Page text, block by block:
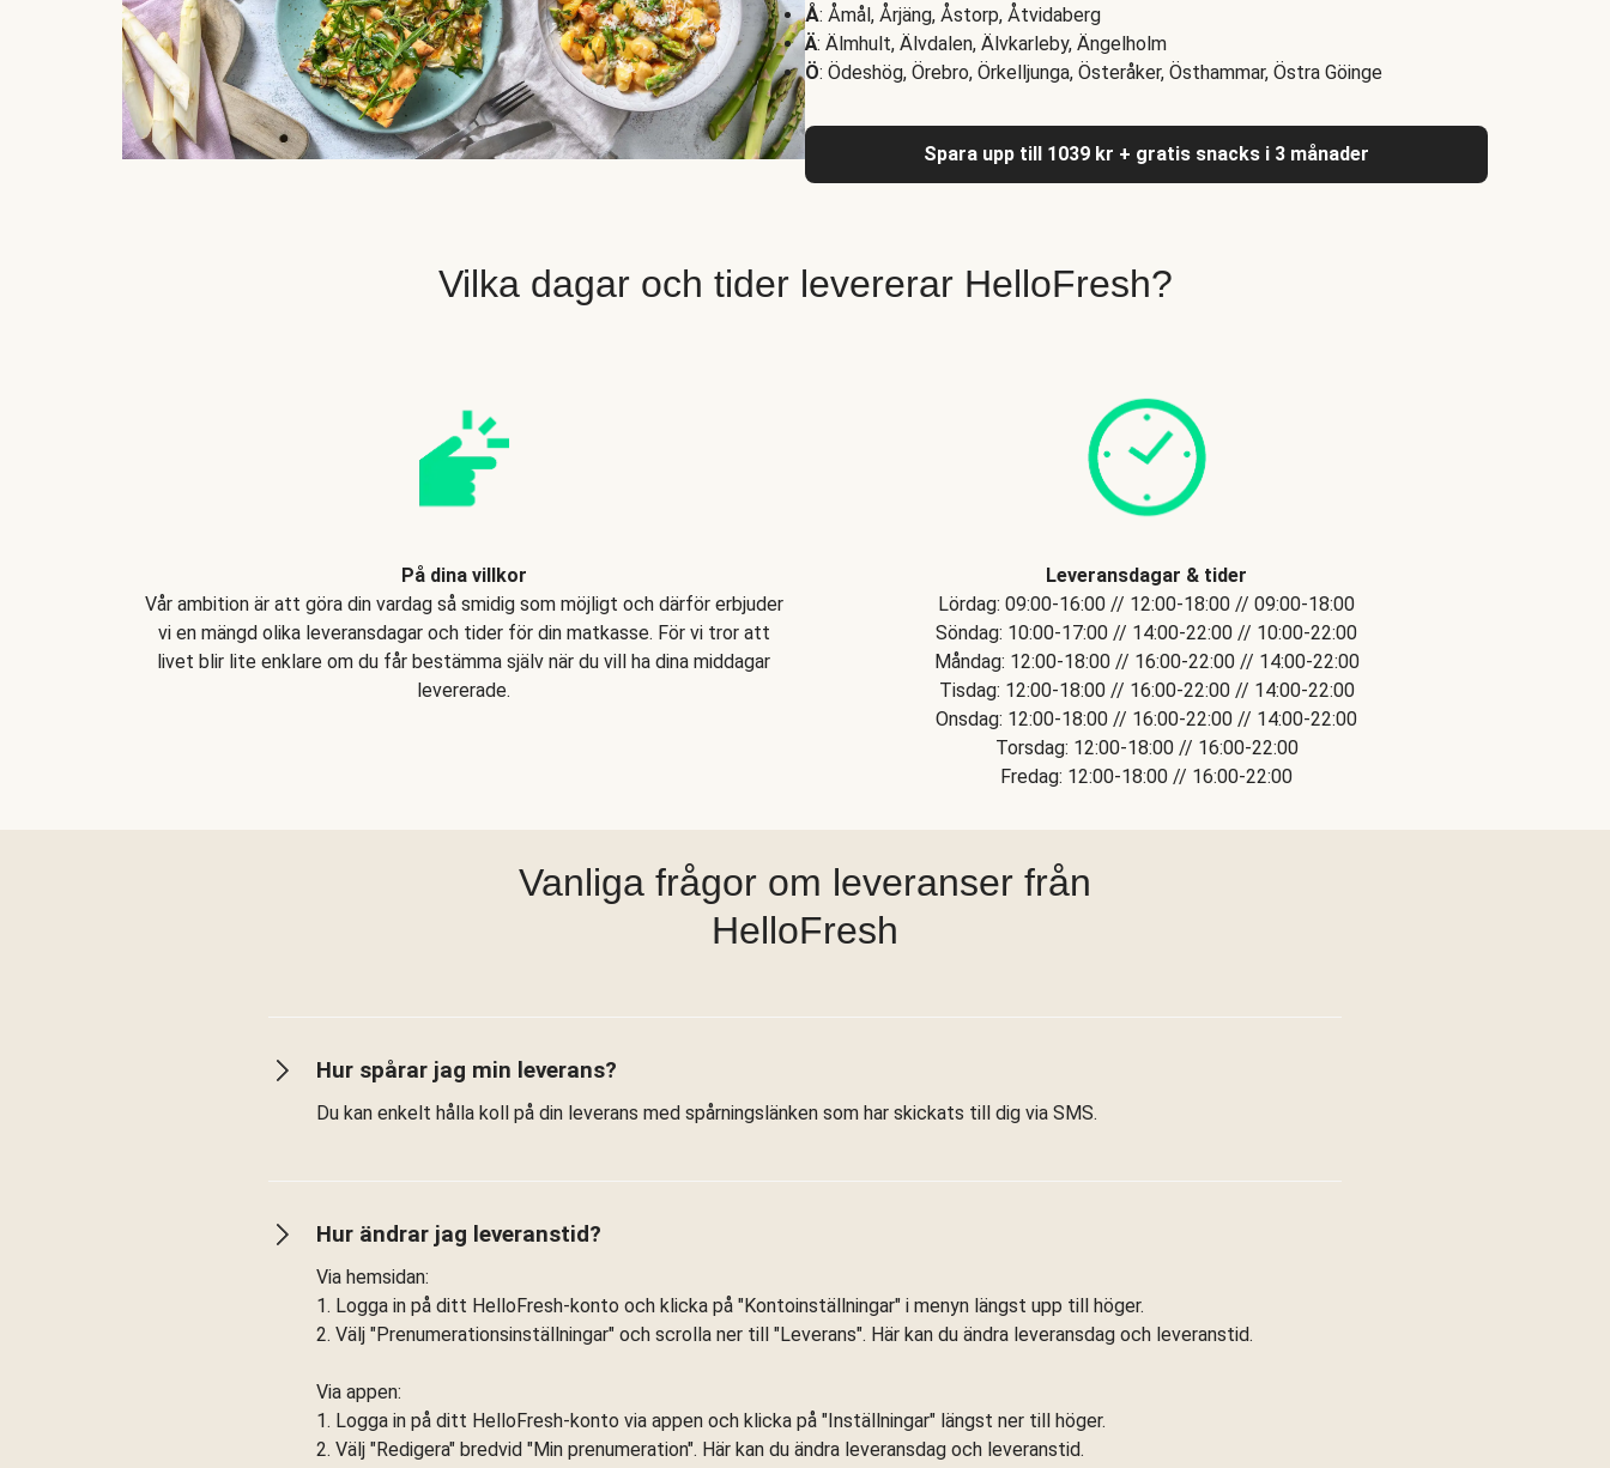
Å: Åmål, Årjäng, Åstorp, Åtvidaberg
Ä: Älmhult, Älvdalen, Älvkarleby, Ängelholm
Ö: Ödeshög, Örebro, Örkelljunga, Österåker, Östhammar, Östra Göinge
Spara upp till 1039 kr + gratis snacks i 3 månader
Vilka dagar och tider levererar HelloFresh?
På dina villkor
Vår ambition är att göra din vardag så smidig som möjligt och därför erbjuder
vi en mängd olika leveransdagar och tider för din matkasse. För vi tror att
livet blir lite enklare om du får bestämma själv när du vill ha dina middagar
levererade.
Leveransdagar & tider
Lördag: 09:00-16:00 // 12:00-18:00 // 09:00-18:00
Söndag: 10:00-17:00 // 14:00-22:00 // 10:00-22:00
Måndag: 12:00-18:00 // 16:00-22:00 // 14:00-22:00
Tisdag: 12:00-18:00 // 16:00-22:00 // 14:00-22:00
Onsdag: 12:00-18:00 // 16:00-22:00 // 14:00-22:00
Torsdag: 12:00-18:00 // 16:00-22:00
Fredag: 12:00-18:00 // 16:00-22:00
Vanliga frågor om leveranser från
HelloFresh
Hur spårar jag min leverans?
Du kan enkelt hålla koll på din leverans med spårningslänken som har skickats till dig via SMS.
Hur ändrar jag leveranstid?
Via hemsidan:
1. Logga in på ditt HelloFresh-konto och klicka på "Kontoinställningar" i menyn längst upp till höger.
2. Välj "Prenumerationsinställningar" och scrolla ner till "Leverans". Här kan du ändra leveransdag och leveranstid.
Via appen:
1. Logga in på ditt HelloFresh-konto via appen och klicka på "Inställningar" längst ner till höger.
2. Välj "Redigera" bredvid "Min prenumeration". Här kan du ändra leveransdag och leveranstid.